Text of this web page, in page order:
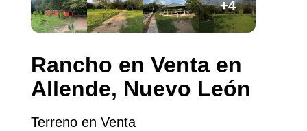
+4
Rancho en Venta en
Allende, Nuevo León
Terreno en Venta